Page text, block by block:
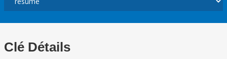
Clé Détails